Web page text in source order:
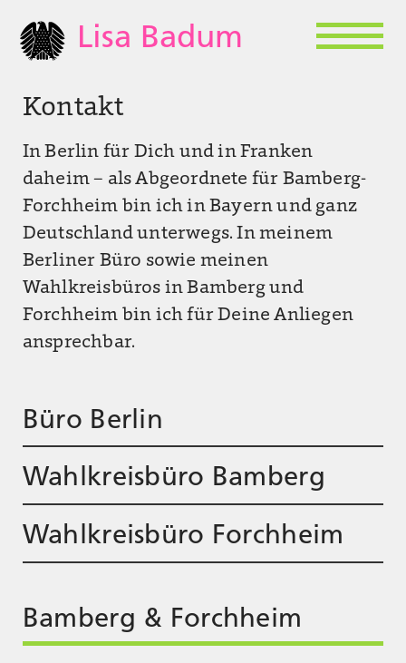
Lisa Badum
Kontakt
In Berlin für Dich und in Franken
daheim – als Abgeordnete für Bamberg-
Forchheim bin ich in Bayern und ganz
Deutschland unterwegs. In meinem
Berliner Büro sowie meinen
Wahlkreisbüros in Bamberg und
Forchheim bin ich für Deine Anliegen
ansprechbar.
Büro Berlin
Wahlkreisbüro Bamberg
Wahlkreisbüro Forchheim
Bamberg & Forchheim